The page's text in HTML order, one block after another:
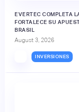
EVERTEC COMPLETA
FORTALECE SU
BRASIL
August 3, 2026
INVERSIONES